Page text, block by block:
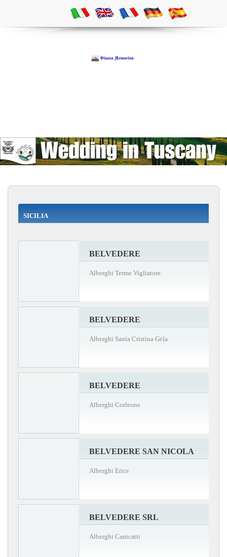
SICILIA
BELVEDERE
Alberghi Terme Vigliatore
BELVEDERE
Alberghi Santa Cristina Gela
BELVEDERE
Alberghi Corleone
BELVEDERE SAN NICOLA
Alberghi Erice
BELVEDERE SRL
Alberghi Canicatti